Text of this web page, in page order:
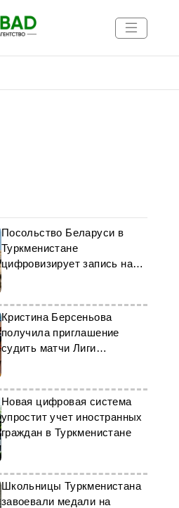
Посольство Беларуси в
Туркменистане
цифровизирует запись на
консульские услуги
Кристина Берсеньова
получила приглашение
судить матчи Лиги
чемпионов АФК
Новая цифровая система
упростит учет иностранных
граждан в Туркменистане
Школьницы Туркменистана
завоевали медали на